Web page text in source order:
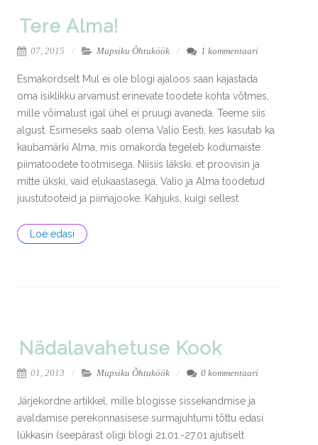
Tere Alma!
07, 2015 Mupsiku Õhtuköök 1 kommentaari
Esmakordselt Mul ei ole blogi ajaloos saan kajastada
oma isiklikku arvamust erinevate toodete kohta võtmes,
mille võimalust igal ühel ei pruugi avaneda. Teeme siis
algust. Esimeseks saab olema Valio Eesti, kes kasutab ka
kaubamärki Alma, mis omakorda tegeleb kodumaiste
piimatoodete tootmisega. Niisiis läkski, et proovisin ja
mitte ükski, vaid elukaaslasega, Valio ja Alma toodetud
juustutooteid ja piimajooke. Kahjuks, kuigi sellest
Loe edasi
Nädalavahetuse Kook
01, 2013 Mupsiku Õhtuköök 0 kommentaari
Järjekordne artikkel, mille blogisse sissekandmise ja
avaldamise perekonnasisese surmajuhtumi tõttu edasi
lükkasin (seepärast oligi blogi 21.01.-27.01 ajutiselt